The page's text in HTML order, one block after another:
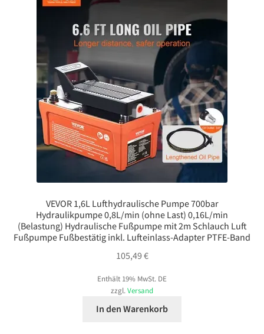
VEVOR 1,6L Lufthydraulische Pumpe 700bar
Hydraulikpumpe 0,8L/min (ohne Last) 0,16L/min
(Belastung) Hydraulische Fußpumpe mit 2m Schlauch Luft
Fußpumpe Fußbestätig inkl. Lufteinlass-Adapter PTFE-Band
105,49 €
Enthält 19% MwSt. DE
zzgl. Versand
In den Warenkorb